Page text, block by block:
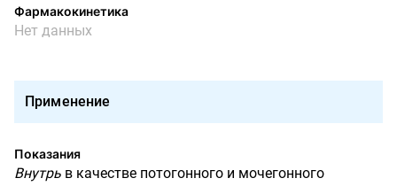
Фармакокинетика
Нет данных
Применение
Показания
Внутрь в качестве потогонного и мочегонного